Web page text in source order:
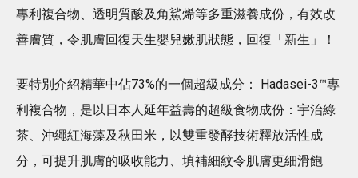
專利複合物、透明質酸及角鯊烯等多重滋養成份，有效改
善膚質，令肌膚回復天生嬰兒嫩肌狀態，回復「新生」！
要特別介紹精華中佔73%的一個超級成分： Hadasei-3™專
利複合物，是以日本人延年益壽的超級食物成份：宇治綠
茶、沖繩紅海藻及秋田米，以雙重發酵技術釋放活性成
分，可提升肌膚的吸收能力、填補細紋令肌膚更細滑飽